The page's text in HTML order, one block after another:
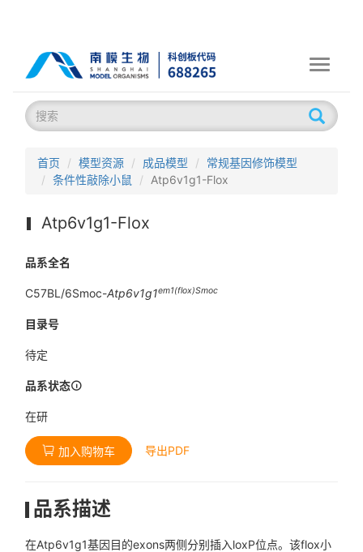
Toggle
首页 模型资源 成品模型
常规基因修饰模型
条件性敲除小鼠
Atp6v1g1-Flox
Atp6v1g1-Flox
品系全名
C57BL/6Smoc-Atp6v1g1em1(flox)Smoc
目录号
待定
品系状态
在研
加入购物车 导出PDF
品系描述
在Atp6v1g1基因目的exons两侧分别插入loxP位点。该flox小